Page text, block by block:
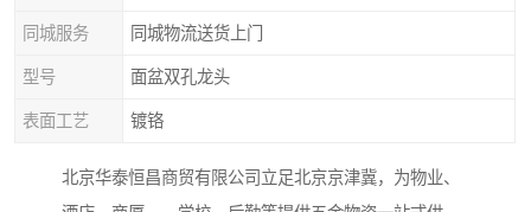
同城服务 同城物流送货上门
型号 面盆双孔龙头
表面工艺 镀铬
北京华泰恒昌商贸有限公司立足北京京津冀，为物业、